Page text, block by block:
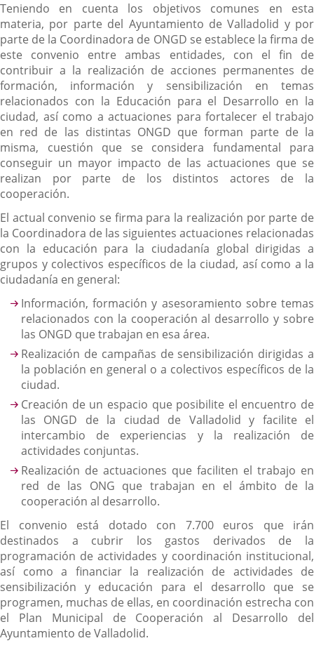
Teniendo en cuenta los objetivos comunes en esta
materia, por parte del Ayuntamiento de Valladolid y por
parte de la Coordinadora de ONGD se establece la firma de
este convenio entre ambas entidades, con el fin de
contribuir a la realización de acciones permanentes de
formación, información y sensibilización en temas
relacionados con la Educación para el Desarrollo en la
ciudad, así como a actuaciones para fortalecer el trabajo
en red de las distintas ONGD que forman parte de la
misma, cuestión que se considera fundamental para
conseguir un mayor impacto de las actuaciones que se
realizan por parte de los distintos actores de la
cooperación.
El actual convenio se firma para la realización por parte de
la Coordinadora de las siguientes actuaciones relacionadas
con la educación para la ciudadanía global dirigidas a
grupos y colectivos específicos de la ciudad, así como a la
ciudadanía en general:
Información, formación y asesoramiento sobre temas
relacionados con la cooperación al desarrollo y sobre
las ONGD que trabajan en esa área.
Realización de campañas de sensibilización dirigidas a
la población en general o a colectivos específicos de la
ciudad.
Creación de un espacio que posibilite el encuentro de
las ONGD de la ciudad de Valladolid y facilite el
intercambio de experiencias y la realización de
actividades conjuntas.
Realización de actuaciones que faciliten el trabajo en
red de las ONG que trabajan en el ámbito de la
cooperación al desarrollo.
El convenio está dotado con 7.700 euros que irán
destinados a cubrir los gastos derivados de la
programación de actividades y coordinación institucional,
así como a financiar la realización de actividades de
sensibilización y educación para el desarrollo que se
programen, muchas de ellas, en coordinación estrecha con
el Plan Municipal de Cooperación al Desarrollo del
Ayuntamiento de Valladolid.